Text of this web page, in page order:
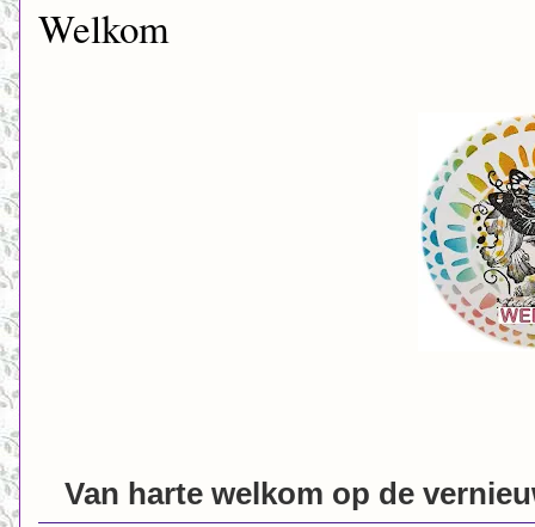
Welkom
Van harte welkom op de